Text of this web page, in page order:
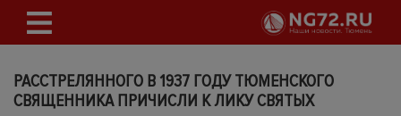
РАССТРЕЛЯННОГО В 1937 ГОДУ ТЮМЕНСКОГО
СВЯЩЕННИКА ПРИЧИСЛИ К ЛИКУ СВЯТЫХ